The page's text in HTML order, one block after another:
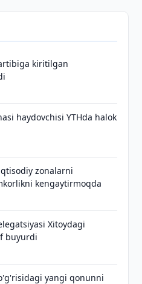
kiritilgan
haydovchisi YTHda halok
zonalarni
kengaytirmoqda
Xitoydagi
buyurdi
yangi qonunni